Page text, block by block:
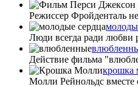
Режиссер Фройденталь
Люди всегда ради любви
Действие фильма
крошка
Молли Рейнольдс